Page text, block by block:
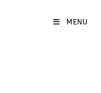
MENU